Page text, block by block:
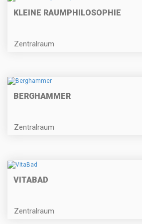
KLEINE RAUMPHILOSOPHIE
Zentralraum
BERGHAMMER
Zentralraum
VITABAD
Zentralraum